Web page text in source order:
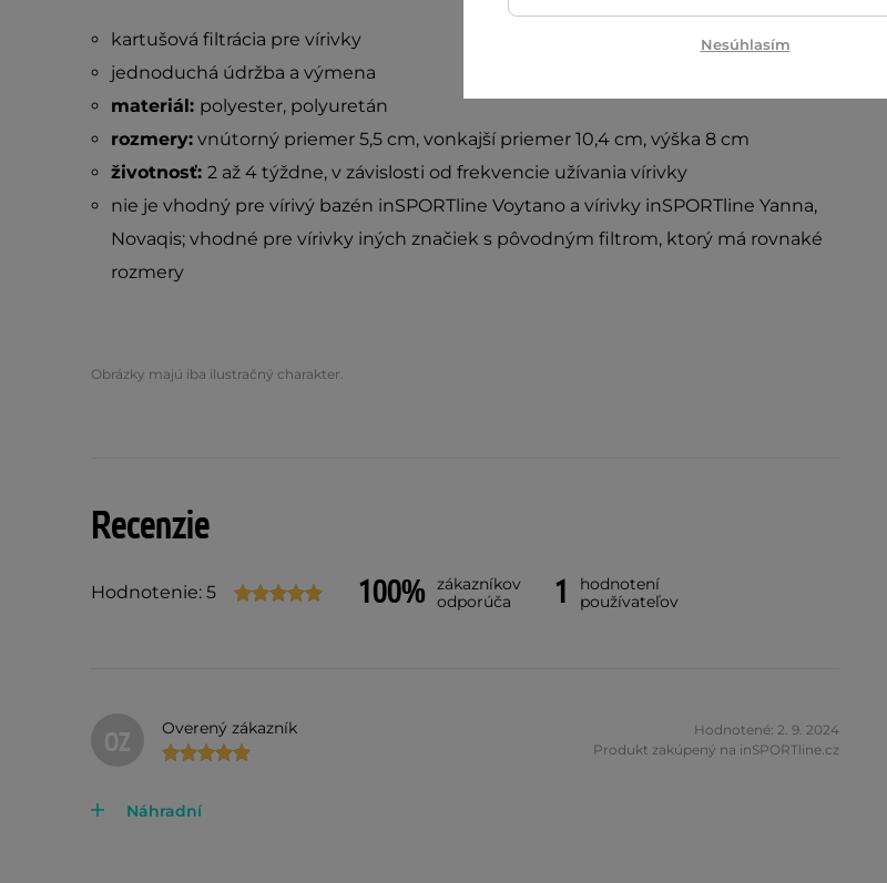
kartušová filtrácia pre vírivky
jednoduchá údržba a výmena
materiál: polyester, polyuretán
rozmery:vnútorný priemer 5,5 cm, vonkajší priemer 10,4 cm, výška 8 cm
životnosť: 2 až 4 týždne, v závislosti od frekvencie užívania vírivky
nie je vhodný pre vírivý bazén inSPORTline Voytano a vírivky inSPORTline Yanna,
Novaqis; vhodné pre vírivky iných značiek s pôvodným filtrom, ktorý má rovnaké
rozmery
Obrázky majú iba ilustračný charakter.
Recenzie
Hodnotenie: 5 100% zákazníkov
odporúča
1
hodnotení
používateľov
OZ Overený zákazník
Hodnotené: 2. 9. 2024
Produkt zakúpený na inSPORTline.cz
Náhradní
Nesúhlasím